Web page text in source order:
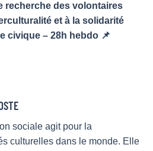
recherche des volontaires
et à la solidarité
civique – 28h hebdo 📌
sociale agit pour la
culturelles dans le monde. Elle